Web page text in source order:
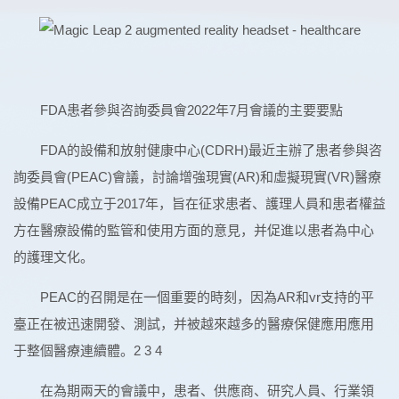
FDA患者參與咨詢委員會2022年7月會議的主要要點
FDA的設備和放射健康中心(CDRH)最近主辦了患者參與咨
詢委員會(PEAC)會議，討論增強現實(AR)和虛擬現實(VR)醫療
設備PEAC成立于2017年，旨在征求患者、護理人員和患者權益
方在醫療設備的監管和使用方面的意見，并促進以患者為中心
的護理文化。
PEAC的召開是在一個重要的時刻，因為AR和vr支持的平
臺正在被迅速開發、測試，并被越來越多的醫療保健應用應用
于整個醫療連續體。2 3 4
在為期兩天的會議中，患者、供應商、研究人員、行業領